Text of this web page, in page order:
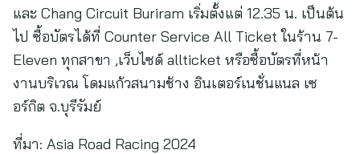
และ Chang Circuit Buriram เริ่มตั้งแต่ 12.35 น. เป็นต้น
ไป ซื้อบัตรได้ที่ Counter Service All Ticket ในร้าน 7-
Eleven ทุกสาขา ,เว็บไซด์ allticket หรือซื้อบัตรที่หน้า
งานบริเวณ โดมแก้วสนามช้าง อินเตอร์เนชั่นแนล เซ
อร์กิต จ.บุรีรัมย์
ที่มา: Asia Road Racing 2024